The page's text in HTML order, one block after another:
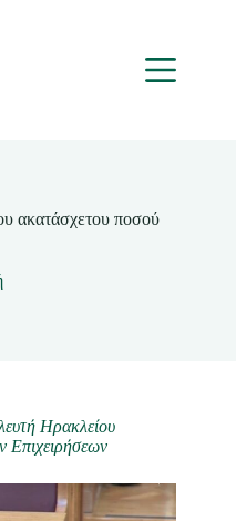
Μενου
ακατάσχετου ποσού
Ηρακλείου